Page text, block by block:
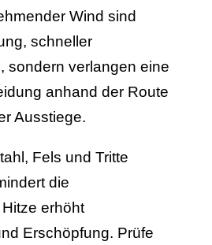
Wind sind
schneller
sondern verlangen eine
anhand der Route
Ausstiege.
Fels und Tritte
die
erhöht
Erschöpfung. Prüfe